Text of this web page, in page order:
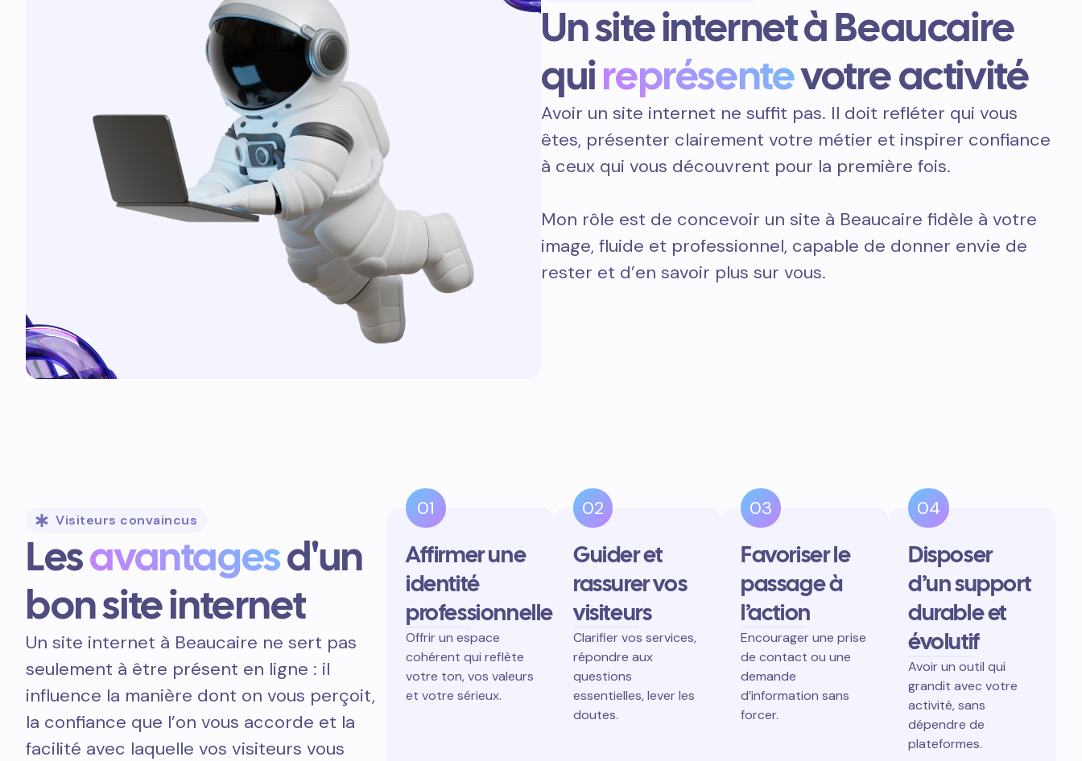
Un site internet à Beaucaire
quireprésentevotre activité
Avoir un site internet ne suffit pas. Il doit refléter qui vous
êtes, présenter clairement votre métier et inspirer confiance
à ceux qui vous découvrent pour la première fois.
Mon rôle est de concevoir un site à Beaucaire fidèle à votre
image, fluide et professionnel, capable de donner envie de
rester et d’en savoir plus sur vous.
Visiteurs convaincus
Lesavantagesd'un
bon site internet
Un site internet à Beaucaire ne sert pas
seulement à être présent en ligne : il
influence la manière dont on vous perçoit,
la confiance que l’on vous accorde et la
facilité avec laquelle vos visiteurs vous
01
Affirmer une
identité
professionnelle
Offrir un espace
cohérent qui reflète
votre ton, vos valeurs
et votre sérieux.
02
Guider et
rassurer vos
visiteurs
Clarifier vos services,
répondre aux
questions
essentielles, lever les
doutes.
03
Favoriser le
passage à
l’action
Encourager une prise
de contact ou une
demande
d’information sans
forcer.
04
Disposer
d’un support
durable et
évolutif
Avoir un outil qui
grandit avec votre
activité, sans
dépendre de
plateformes.